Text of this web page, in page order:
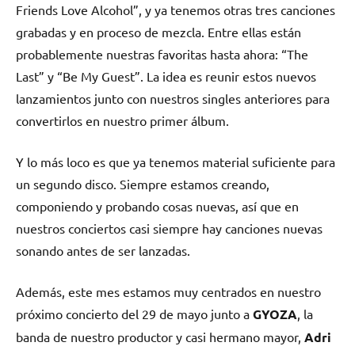
Friends Love Alcohol”, y ya tenemos otras tres canciones
grabadas y en proceso de mezcla. Entre ellas están
probablemente nuestras favoritas hasta ahora: “The
Last” y “Be My Guest”. La idea es reunir estos nuevos
lanzamientos junto con nuestros singles anteriores para
convertirlos en nuestro primer álbum.
Y lo más loco es que ya tenemos material suficiente para
un segundo disco. Siempre estamos creando,
componiendo y probando cosas nuevas, así que en
nuestros conciertos casi siempre hay canciones nuevas
sonando antes de ser lanzadas.
Además, este mes estamos muy centrados en nuestro
próximo concierto del 29 de mayo junto a GYOZA , la
banda de nuestro productor y casi hermano mayor, Adri